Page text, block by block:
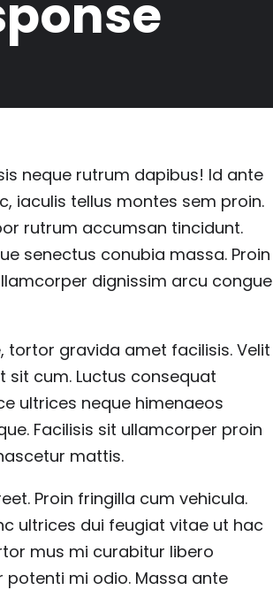
neque rutrum dapibus! Id ante
iaculis tellus montes sem proin.
rutrum accumsan tincidunt.
senectus conubia massa. Proin
dignissim arcu congue
tortor gravida amet facilisis. Velit
cum. Luctus consequat
ultrices neque himenaeos
Facilisis sit ullamcorper proin
mattis.
Proin fringilla cum vehicula.
ultrices dui feugiat vitae ut hac
mus mi curabitur libero
potenti mi odio. Massa ante